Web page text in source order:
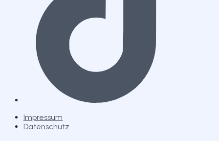
Impressum
Datenschutz